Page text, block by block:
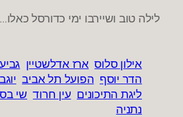
לילה טוב ושיירבו ימי כדורסל כאלו…
אילון סלוס ארז אדלשטיין
הדר יוסף הפועל תל אביב
ליגת התיכונים עין חרוד שי
נתניה